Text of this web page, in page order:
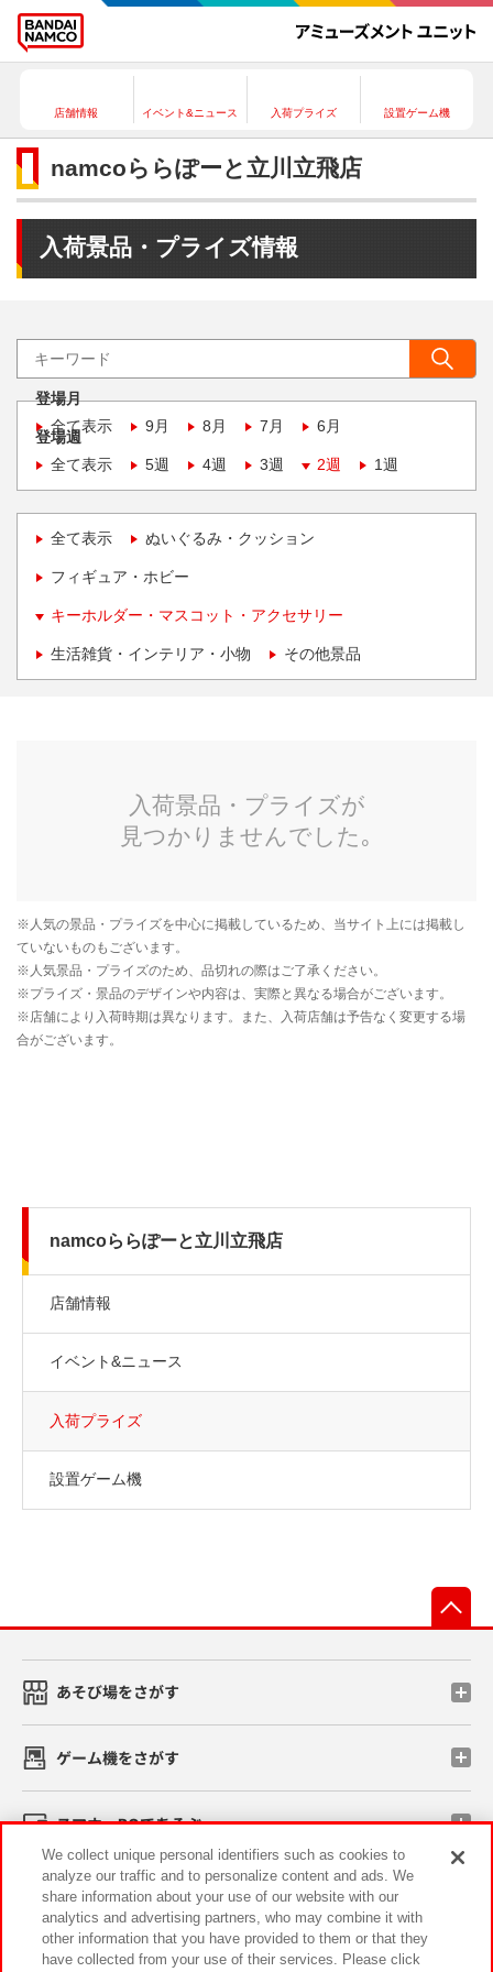
店舗情報 イベント&ニュース 入荷プライズ 設置ゲーム機
namcoららぽーと立川立飛店
入荷景品・プライズ情報
登場月
全て表示
9月 8月 7月 6月
登場週
全て表示
5週 4週 3週 2週 1週
全て表示 ぬいぐるみ・クッション
フィギュア・ホビー
キーホルダー・マスコット・アクセサリー
生活雑貨・インテリア・小物 その他景品
namcoららぽーと立川立飛店
店舗情報
イベント&ニュース
入荷プライズ
設置ゲーム機
あそび場をさがす
ゲーム機をさがす
スマホ・PCであそぶ
イベント・キャンペーン
We collect unique personal identifiers such as cookies to
analyze our traffic and to personalize content and ads. We
share information about your use of our website with our
analytics and advertising partners, who may combine it with
other information that you have provided to them or that they
have collected from your use of their services. Please click